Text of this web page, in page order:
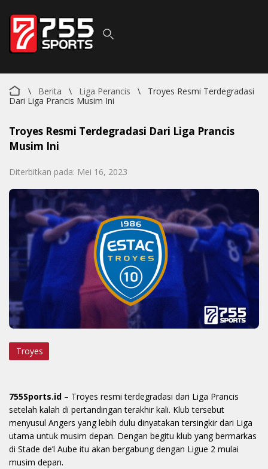
\ Berita \ Liga Perancis \
Troyes Resmi Terdegradasi
Dari Liga Prancis Musim Ini
Troyes Resmi Terdegradasi Dari Liga Prancis
Musim Ini
Diterbitkan pada: Mei 16, 2023
Troyes
755Sports.id – Troyes resmi terdegradasi dari Liga Prancis
setelah kalah di pertandingan terakhir kali. Klub tersebut
menyusul Angers yang lebih dulu dinyatakan tersingkir dari Liga
utama untuk musim depan. Dengan begitu klub yang bermarkas
di Stade de’l Aube itu akan bergabung dengan Ligue 2 mulai
musim depan.